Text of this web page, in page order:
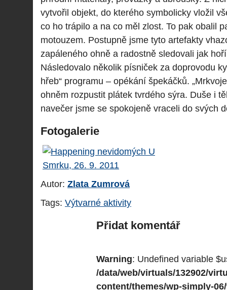
vytvořil objekt, do kterého symbolicky vložil
co ho trápilo a na co měl zlost. To pak obalil
motouzem. Postupně jsme tyto artefakty
zapáleného ohně a radostně sledovali jak
Následovalo několik písniček za doprovodu
hřeb“ programu – opékání špekáčků.
ohněm rozpustit plátek tvrdého sýra. Duše i
navečer jsme se spokojeně vraceli do svých
Fotogalerie
Autor: Zlata Zumrová
Tags: Výtvarné aktivity
Přidat komentář
Warning: Undefined variable
/data/web/virtuals/132902/
content/themes/wp-simply-